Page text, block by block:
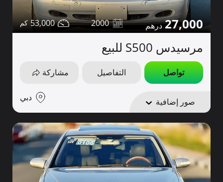
27,000
2000
53,000
مرسيدس S500 للبيع
تواصل التفاصيل مشاركة
صور إضافية دبي